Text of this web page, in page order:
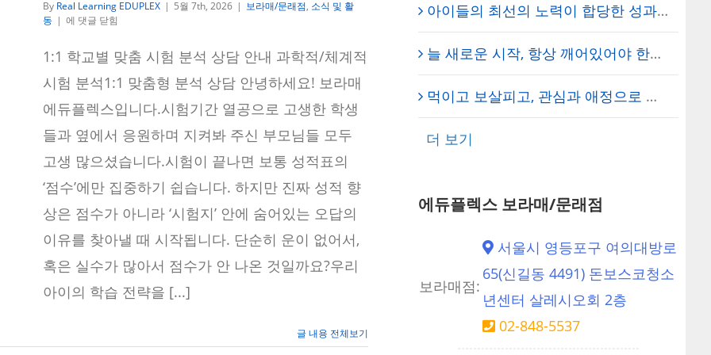
By Real Learning EDUPLEX | 5월 7th, 2026 | 보라매/문래점, 소식 및 활
동 | 학
별
시
험
분
석
1:1
맞
상
안
에 댓글 닫힘
1:1 학교별 맞춤 시험 분석 상담 안내 과학적/체계적
시험 분석1:1 맞춤형 분석 상담 안녕하세요! 보라매
에듀플렉스입니다.시험기간 열공으로 고생한 학생
들과 옆에서 응원하며 지켜봐 주신 부모님들 모두
고생 많으셨습니다.시험이 끝나면 보통 성적표의
‘점수’에만 집중하기 쉽습니다. 하지만 진짜 성적 향
상은 점수가 아니라 ‘시험지’ 안에 숨어있는 오답의
이유를 찾아낼 때 시작됩니다. 단순히 운이 없어서,
혹은 실수가 많아서 점수가 안 나온 것일까요?우리
아이의 학습 전략을 [...]
글 내용 전체보기
아이들의 최선의 노력이 합당한 성과로 돌아오기를… – 에듀플렉스 신도림 학원 채석 대표원장
늘 새로운 시작, 항상 깨어있어야 한다! – 에듀플렉스 신도림 학원
먹이고 보살피고, 관심과 애정으로 이끌자 – 에듀플렉스 신도림 학원 임세진 총괄원장
더 보기
에듀플렉스 보라매/문래점
보라매점:
서울시 영등포구 여의대방로
65(신길동 4491) 돈보스코청소
년센터 살레시오회 2층
02-848-5537